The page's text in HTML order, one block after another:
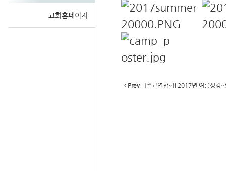
교회홈페이지
Prev [주교연합회] 2017년 여름성경
스케치북5